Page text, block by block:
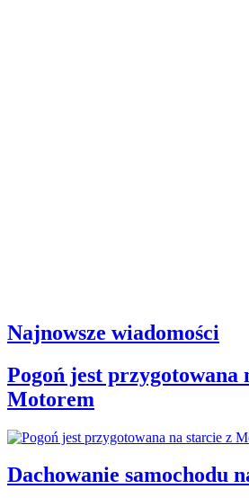
Najnowsze wiadomości
Pogoń jest przygotowana
Motorem
Dachowanie samochodu